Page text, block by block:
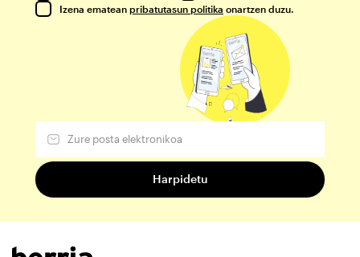
Izena ematean pribatutasun politika onartzen duzu.